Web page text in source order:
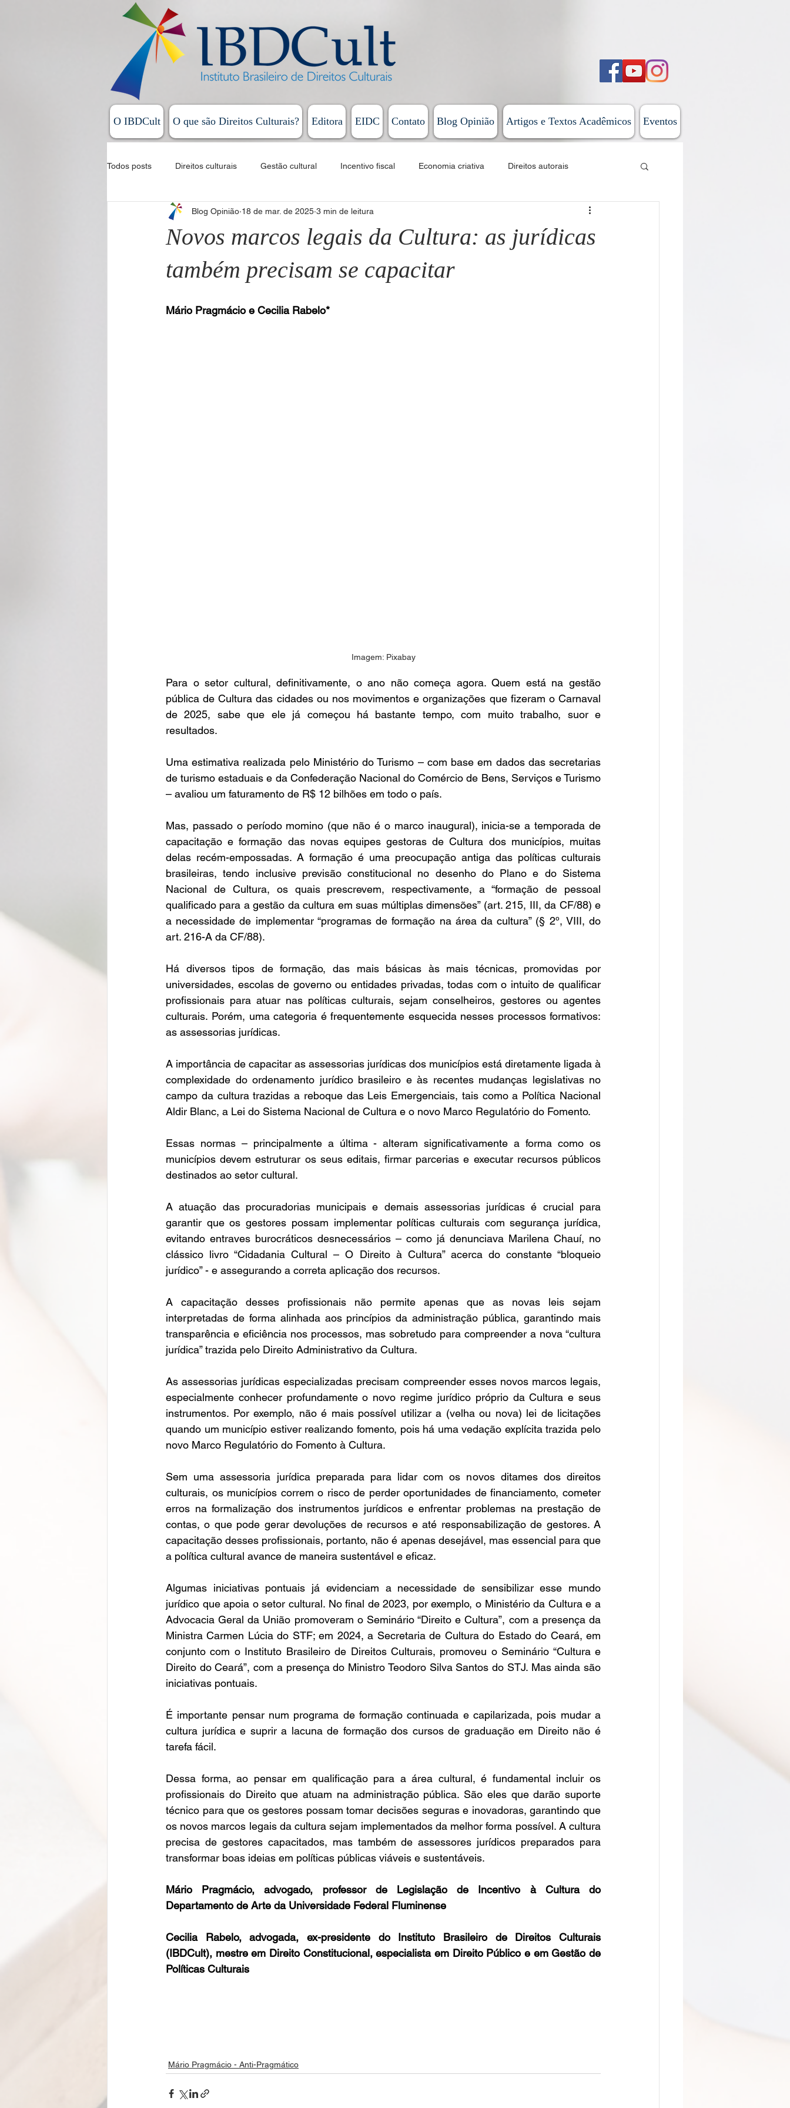
O IBDCult O que são Direitos Culturais? Editora EIDC Contato Blog Opinião Artigos e Textos Acadêmicos Eventos
Todos posts Direitos culturais Gestão cultural Incentivo fiscal Economia criativa Direitos autorais
Sistema Nacional de Cultura Educação Cursos EAD
Allan Magalhães - Coluna Exordial
Cecilia Rabelo - Coluna Parabólica Mário Pragmácio - Anti-Pragmático
Novos marcos legais da Cultura: as jurídicas
também precisam se capacitar
Blog Opinião 18 de mar. de 2025 3 min de leitura
Mário Pragmácio e Cecilia Rabelo*
Imagem: Pixabay
Para o setor cultural, definitivamente, o ano não começa agora. Quem está na gestão
pública de Cultura das cidades ou nos movimentos e organizações que fizeram o Carnaval
de 2025, sabe que ele já começou há bastante tempo, com muito trabalho, suor e
resultados.
Uma estimativa realizada pelo Ministério do Turismo – com base em dados das secretarias
de turismo estaduais e da Confederação Nacional do Comércio de Bens, Serviços e Turismo
– avaliou um faturamento de R$ 12 bilhões em todo o país.
Mas, passado o período momino (que não é o marco inaugural), inicia-se a temporada de
capacitação e formação das novas equipes gestoras de Cultura dos municípios, muitas
delas recém-empossadas. A formação é uma preocupação antiga das políticas culturais
brasileiras, tendo inclusive previsão constitucional no desenho do Plano e do Sistema
Nacional de Cultura, os quais prescrevem, respectivamente, a “formação de pessoal
qualificado para a gestão da cultura em suas múltiplas dimensões” (art. 215, III, da CF/88) e
a necessidade de implementar “programas de formação na área da cultura” (§ 2º, VIII, do
art. 216-A da CF/88).
Há diversos tipos de formação, das mais básicas às mais técnicas, promovidas por
universidades, escolas de governo ou entidades privadas, todas com o intuito de qualificar
profissionais para atuar nas políticas culturais, sejam conselheiros, gestores ou agentes
culturais. Porém, uma categoria é frequentemente esquecida nesses processos formativos:
as assessorias jurídicas.
A importância de capacitar as assessorias jurídicas dos municípios está diretamente ligada à
complexidade do ordenamento jurídico brasileiro e às recentes mudanças legislativas no
campo da cultura trazidas a reboque das Leis Emergenciais, tais como a Política Nacional
Aldir Blanc, a Lei do Sistema Nacional de Cultura e o novo Marco Regulatório do Fomento.
Essas normas – principalmente a última - alteram significativamente a forma como os
municípios devem estruturar os seus editais, firmar parcerias e executar recursos públicos
destinados ao setor cultural.
A atuação das procuradorias municipais e demais assessorias jurídicas é crucial para
garantir que os gestores possam implementar políticas culturais com segurança jurídica,
evitando entraves burocráticos desnecessários – como já denunciava Marilena Chauí, no
clássico livro “Cidadania Cultural – O Direito à Cultura” acerca do constante “bloqueio
jurídico” - e assegurando a correta aplicação dos recursos.
A capacitação desses profissionais não permite apenas que as novas leis sejam
interpretadas de forma alinhada aos princípios da administração pública, garantindo mais
transparência e eficiência nos processos, mas sobretudo para compreender a nova “cultura
jurídica” trazida pelo Direito Administrativo da Cultura.
As assessorias jurídicas especializadas precisam compreender esses novos marcos legais,
especialmente conhecer profundamente o novo regime jurídico próprio da Cultura e seus
instrumentos. Por exemplo, não é mais possível utilizar a (velha ou nova) lei de licitações
quando um município estiver realizando fomento, pois há uma vedação explícita trazida pelo
novo Marco Regulatório do Fomento à Cultura.
Sem uma assessoria jurídica preparada para lidar com os novos ditames dos direitos
culturais, os municípios correm o risco de perder oportunidades de financiamento, cometer
erros na formalização dos instrumentos jurídicos e enfrentar problemas na prestação de
contas, o que pode gerar devoluções de recursos e até responsabilização de gestores. A
capacitação desses profissionais, portanto, não é apenas desejável, mas essencial para que
a política cultural avance de maneira sustentável e eficaz.
Algumas iniciativas pontuais já evidenciam a necessidade de sensibilizar esse mundo
jurídico que apoia o setor cultural. No final de 2023, por exemplo, o Ministério da Cultura e a
Advocacia Geral da União promoveram o Seminário “Direito e Cultura”, com a presença da
Ministra Carmen Lúcia do STF; em 2024, a Secretaria de Cultura do Estado do Ceará, em
conjunto com o Instituto Brasileiro de Direitos Culturais, promoveu o Seminário “Cultura e
Direito do Ceará”, com a presença do Ministro Teodoro Silva Santos do STJ. Mas ainda são
iniciativas pontuais.
É importante pensar num programa de formação continuada e capilarizada, pois mudar a
cultura jurídica e suprir a lacuna de formação dos cursos de graduação em Direito não é
tarefa fácil.
Dessa forma, ao pensar em qualificação para a área cultural, é fundamental incluir os
profissionais do Direito que atuam na administração pública. São eles que darão suporte
técnico para que os gestores possam tomar decisões seguras e inovadoras, garantindo que
os novos marcos legais da cultura sejam implementados da melhor forma possível. A cultura
precisa de gestores capacitados, mas também de assessores jurídicos preparados para
transformar boas ideias em políticas públicas viáveis e sustentáveis.
Mário Pragmácio, advogado, professor de Legislação de Incentivo à Cultura do
Departamento de Arte da Universidade Federal Fluminense
Cecilia Rabelo, advogada, ex-presidente do Instituto Brasileiro de Direitos Culturais
(IBDCult), mestre em Direito Constitucional, especialista em Direito Público e em Gestão de
Políticas Culturais
Mário Pragmácio - Anti-Pragmático